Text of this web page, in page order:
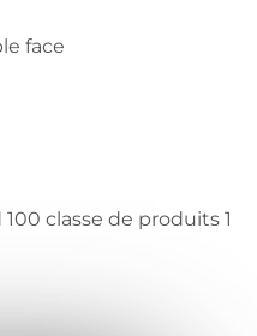
face
classe de produits 1